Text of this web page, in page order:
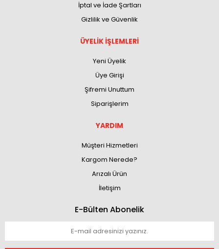
İptal ve İade Şartları
Gizlilik ve Güvenlik
ÜYELİK İŞLEMLERİ
Yeni Üyelik
Üye Girişi
Şifremi Unuttum
Siparişlerim
YARDIM
Müşteri Hizmetleri
Kargom Nerede?
Arızalı Ürün
İletişim
E-Bülten Abonelik